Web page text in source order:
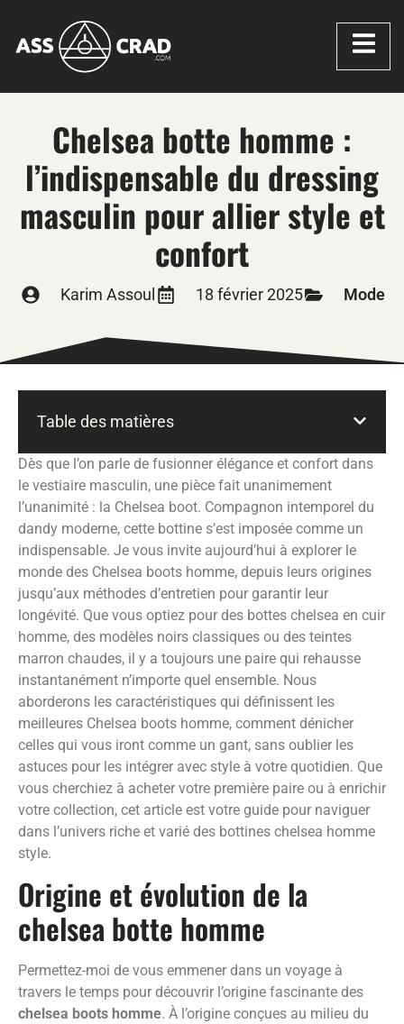
Chelsea botte homme :
l’indispensable du dressing
masculin pour allier style et
confort
Karim Assoul 18 février 2025 Mode
Table des matières
Dès que l’on parle de fusionner élégance et confort dans
le vestiaire masculin, une pièce fait unanimement
l’unanimité : la Chelsea boot. Compagnon intemporel du
dandy moderne, cette bottine s’est imposée comme un
indispensable. Je vous invite aujourd’hui à explorer le
monde des Chelsea boots homme, depuis leurs origines
jusqu’aux méthodes d’entretien pour garantir leur
longévité. Que vous optiez pour des bottes chelsea en cuir
homme, des modèles noirs classiques ou des teintes
marron chaudes, il y a toujours une paire qui rehausse
instantanément n’importe quel ensemble. Nous
aborderons les caractéristiques qui définissent les
meilleures Chelsea boots homme, comment dénicher
celles qui vous iront comme un gant, sans oublier les
astuces pour les intégrer avec style à votre quotidien. Que
vous cherchiez à acheter votre première paire ou à enrichir
votre collection, cet article est votre guide pour naviguer
dans l’univers riche et varié des bottines chelsea homme
style.
Origine et évolution de la
chelsea botte homme
Permettez-moi de vous emmener dans un voyage à
travers le temps pour découvrir l’origine fascinante des
chelsea boots homme. À l’origine conçues au milieu du